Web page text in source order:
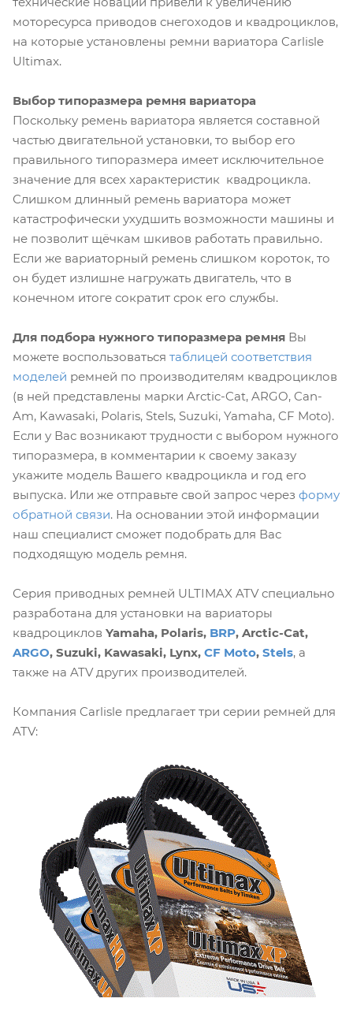
моторесурса приводов снегоходов и квадроциклов,
на которые установлены ремни вариатора Carlisle
Ultimax.
Выбор типоразмера ремня вариатора
Поскольку ремень вариатора является составной
частью двигательной установки, то выбор его
правильного типоразмера имеет исключительное
значение для всех характеристик квадроцикла.
Слишком длинный ремень вариатора может
катастрофически ухудшить возможности машины и
не позволит щёчкам шкивов работать правильно.
Если же вариаторный ремень слишком короток, то
он будет излишне нагружать двигатель, что в
конечном итоге сократит срок его службы.
Для подбора нужного типоразмера ремня Вы
можете воспользоваться таблицей соответствия
моделей ремней по производителям квадроциклов
(в ней представлены марки Arctic-Cat, ARGO, Can-
Am, Kawasaki, Polaris, Stels, Suzuki, Yamaha, CF Moto).
Если у Вас возникают трудности с выбором нужного
типоразмера, в комментарии к своему заказу
укажите модель Вашего квадроцикла и год его
выпуска. Или же отправьте свой запрос через форму
обратной связи. На основании этой информации
наш специалист сможет подобрать для Вас
подходящую модель ремня.
Серия приводных ремней ULTIMAX ATV специально
разработана для установки на вариаторы
квадроциклов Yamaha, Polaris, BRP, Arctic-Cat,
ARGO, Suzuki, Kawasaki, Lynx, CF Moto, Stels, а
также на ATV других производителей.
Компания Carlisle предлагает три серии ремней для
ATV: